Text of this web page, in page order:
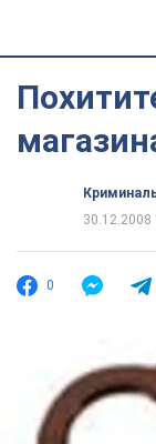
30.12.2008
0